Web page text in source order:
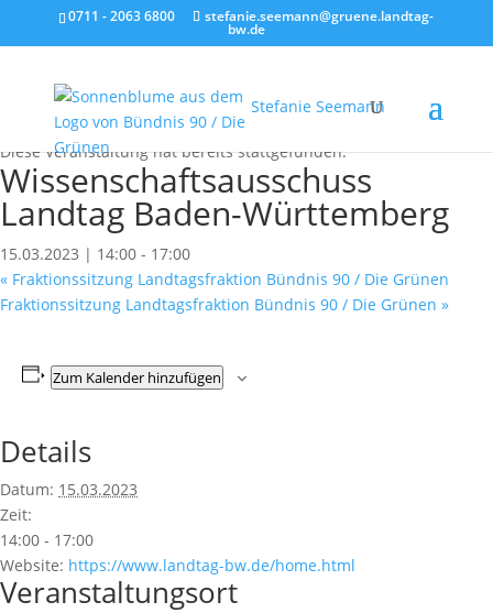
0711 - 2063 6800 stefanie.seemann@gruene.landtag-
bw.de
Stefanie Seemann
« Alle Veranstaltungen
Diese Veranstaltung hat bereits stattgefunden.
Wissenschaftsausschuss
Landtag Baden-Württemberg
15.03.2023 | 14:00 - 17:00
« Fraktionssitzung Landtagsfraktion Bündnis 90 / Die Grünen
Fraktionssitzung Landtagsfraktion Bündnis 90 / Die Grünen »
Zum Kalender hinzufügen
Details
Datum: 15.03.2023
Zeit:
14:00 - 17:00
Website: https://www.landtag-bw.de/home.html
Veranstaltungsort